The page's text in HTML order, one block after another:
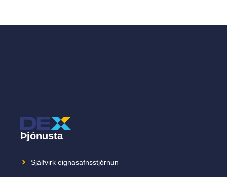
Þjónusta
Sjálfvirk eignasafnsstjórnun